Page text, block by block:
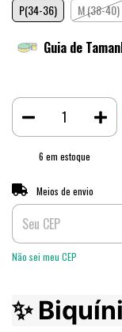
P(34-36) M (38-40)
Guia de
6 em estoque
Entregas para o CEP:
Meios de envio
Não sei meu CEP
✨